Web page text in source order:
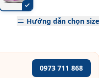
Hướng dẫn chọn size
0973 711 868